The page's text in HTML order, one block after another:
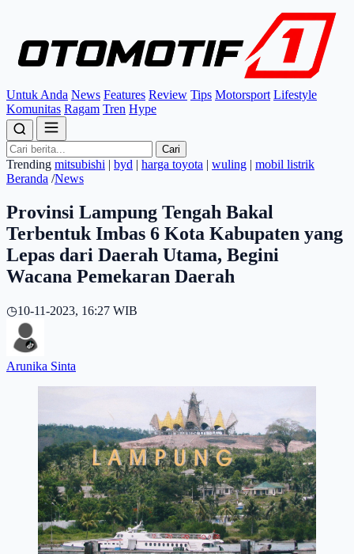
Untuk Anda News Features Review Tips Motorsport Lifestyle
Komunitas Ragam Tren Hype
Cari
Trending mitsubishi | byd | harga toyota | wuling | mobil listrik
Beranda /News
Provinsi Lampung Tengah Bakal
Terbentuk Imbas 6 Kota Kabupaten yang
Lepas dari Daerah Utama, Begini
Wacana Pemekaran Daerah
◷10-11-2023, 16:27 WIB
Arunika Sinta